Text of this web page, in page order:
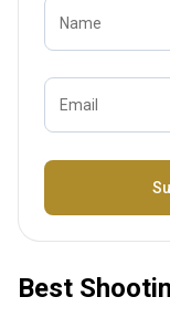
Name
Email
Best